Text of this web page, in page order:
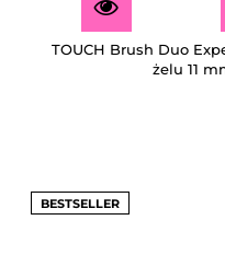
TOUCH Brush Duo
żelu 11
BESTSELLER